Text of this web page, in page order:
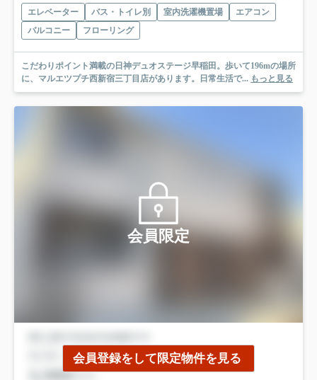
エレベーター バス・トイレ別 室内洗濯機置場
エアコン
バルコニー
フローリング
こだわりポイント満載の日神デュオステージ早稲田。歩いて196mの場所
に、マルエツプチ西新宿三丁目店があります。日常生活で... もっと見る
会員限定
会員登録をして限定物件を見る